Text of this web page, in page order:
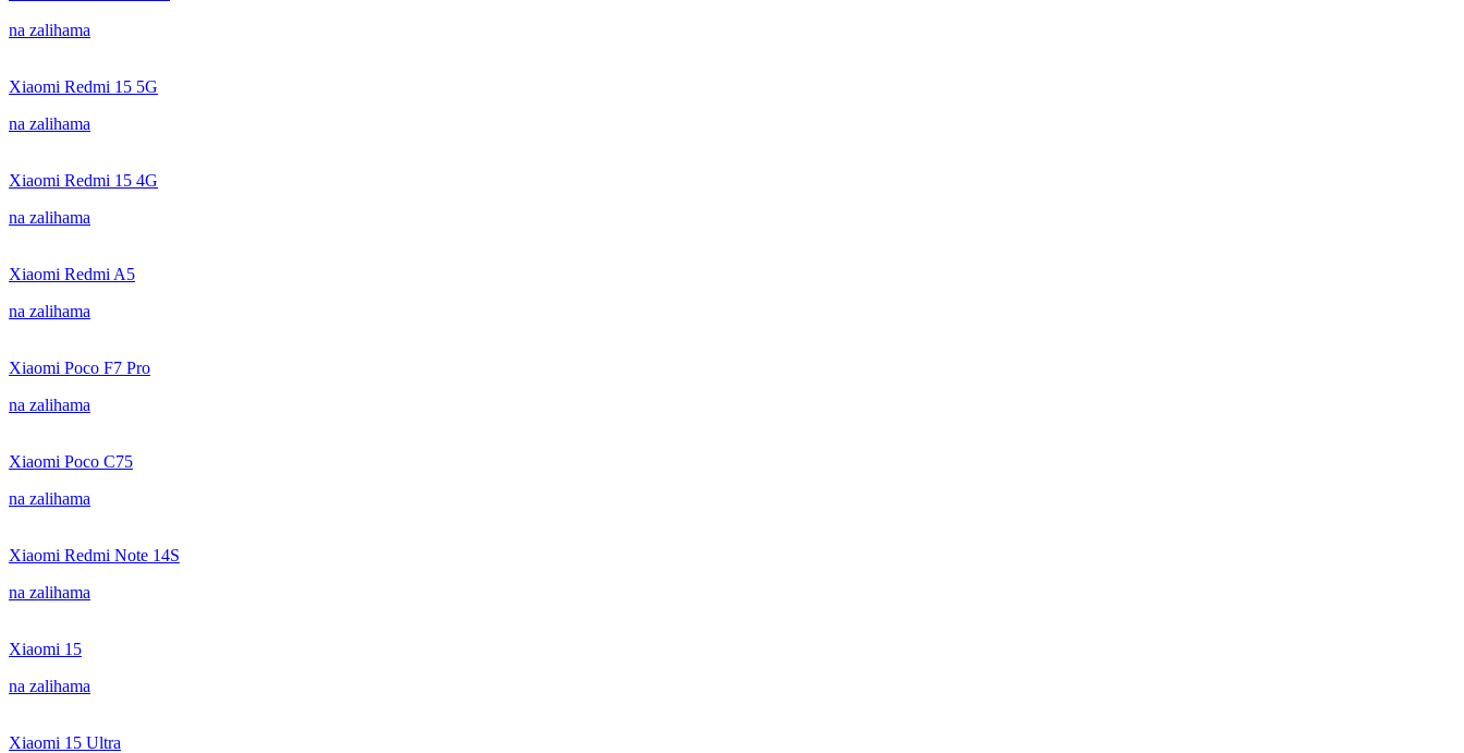
na zalihama
Xiaomi Redmi 15 5G
na zalihama
Xiaomi Redmi 15 4G
na zalihama
Xiaomi Redmi A5
na zalihama
Xiaomi Poco F7 Pro
na zalihama
Xiaomi Poco C75
na zalihama
Xiaomi Redmi Note 14S
na zalihama
Xiaomi 15
na zalihama
Xiaomi 15 Ultra